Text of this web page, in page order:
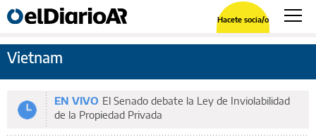
Hacete socia/o
Vietnam
EN VIVO El Senado debate la Ley de Inviolabilidad
de la Propiedad Privada